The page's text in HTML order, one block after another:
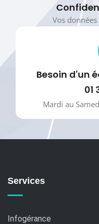
Vos
Besoin d'un
01
Mardi au
Services
Infogérance